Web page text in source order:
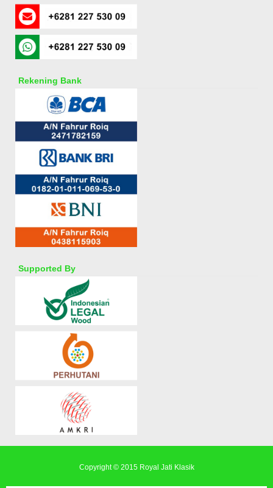
Rekening Bank
Supported By
Copyright © 2015 Royal Jati Klasik